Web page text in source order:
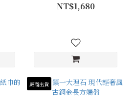
NT$1,680
廠商出貨